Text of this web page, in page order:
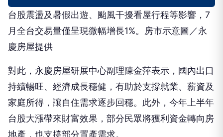
台股震盪及暑假出遊、颱風干擾看屋行程等影響，7
月全台交易量僅呈現微幅增長1%。房市示意圖／永
慶房屋提供
對此，永慶房屋研展中心副理陳金萍表示，國內出口
持續暢旺、經濟成長穩健，有助於支撐就業、薪資及
家庭所得，讓自住需求逐步回穩。此外，今年上半年
台股大漲帶來財富效果，部分民眾將獲利資金轉向房
地產，也支撐部分置產需求。